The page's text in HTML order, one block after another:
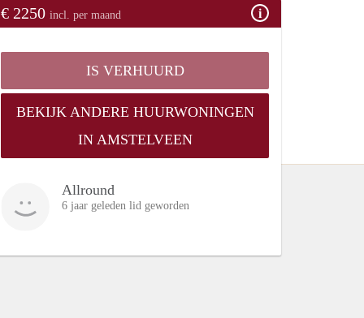
€ 2250 incl. per maand
IS VERHUURD
BEKIJK ANDERE HUURWONINGEN
IN AMSTELVEEN
Allround
6 jaar geleden lid geworden